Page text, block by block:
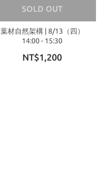
SOLD OUT
葉材自然架構 | 8/13（四）
14:00 - 15:30
NT$1,200